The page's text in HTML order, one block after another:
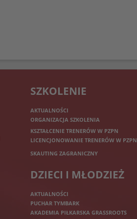
SZKOLENIE
AKTUALNOŚCI
ORGANIZACJA SZKOLENIA
KSZTAŁCENIE TRENERÓW W PZPN
LICENCJONOWANIE TRENERÓW W PZPN
SKAUTING ZAGRANICZNY
DZIECI I MŁODZIEŻ
AKTUALNOŚCI
PUCHAR TYMBARK
AKADEMIA PIŁKARSKA GRASSROOTS